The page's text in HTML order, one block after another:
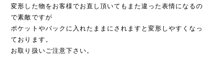
で素敵ですが
ポケットやバックに入れたままにされますと変形しやすくなっ
ております。
お取り扱いご注意下さい。